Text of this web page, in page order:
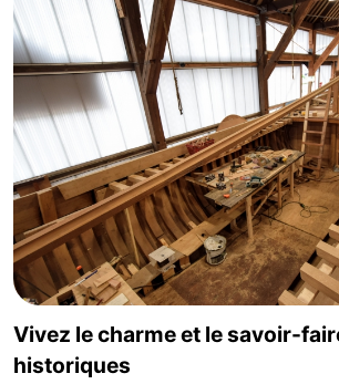
Terrains
de
jeux
-
Aires
de
jeux
intérieures
-
Bowling
-
Parcours
mini-
golf
Centres
bien-
être
Villages
&
villes
Nature
Visites
guidées
Sports
Vivez le charme et le savoir-
historiques